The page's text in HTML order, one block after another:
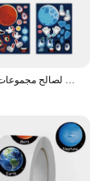
ملصقات على شكل كوكب فضائي من 6-24 ورقة للأطفال بتصميم وجه غريب على شكل صاروخ نظام شمسي لتقوم بها بنفسك ألغاز ملصق ألعاب حفلات لصالح مجموعات الحرف اليدوية